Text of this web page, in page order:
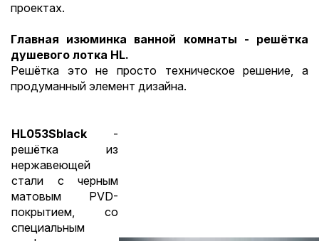
проектах.
Главная изюминка ванной комнаты - решётка
душевого лотка HL.
Решётка это не просто техническое решение, а
продуманный элемент дизайна.
HL053Sblack -
решётка из
нержавеющей
стали с черным
матовым PVD-
покрытием, со
специальным